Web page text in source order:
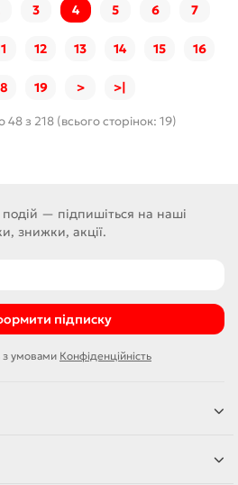
3 4 5 6 7
12 13 14 15 16
19 > >|
48 з 218 (всього сторінок: 19)
подій — підпишіться на наші
знижки, акції.
підписку
з умовами Конфіденційність